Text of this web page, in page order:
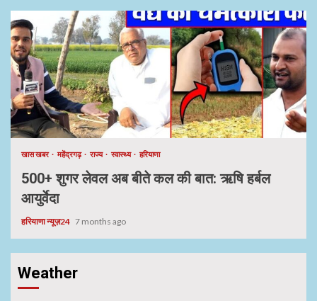
खास खबर महेंद्रगढ़ राज्य स्वास्थ्य हरियाणा
500+ शुगर लेवल अब बीते कल की बात: ऋषि हर्बल
आयुर्वेदा
हरियाणा न्यूज़24 7 months ago
Weather